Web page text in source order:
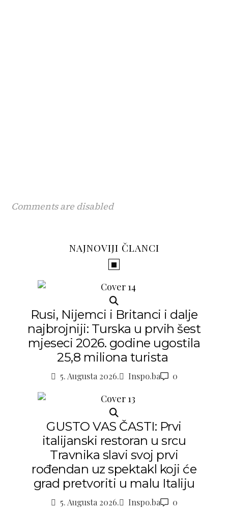
Comments are disabled
NAJNOVIJI ČLANCI
Rusi, Nijemci i Britanci i dalje
najbrojniji: Turska u prvih šest
mjeseci 2026. godine ugostila
25,8 miliona turista
5. Augusta 2026. Inspo.ba 0
GUSTO VAS ČASTI: Prvi
italijanski restoran u srcu
Travnika slavi svoj prvi
rođendan uz spektakl koji će
grad pretvoriti u malu Italiju
5. Augusta 2026. Inspo.ba 0